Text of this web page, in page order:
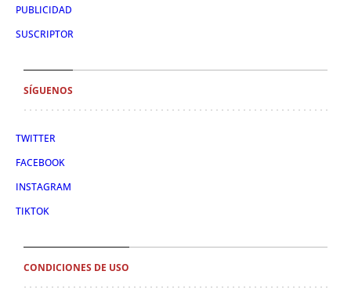
PUBLICIDAD
SUSCRIPTOR
SÍGUENOS
TWITTER
FACEBOOK
INSTAGRAM
TIKTOK
CONDICIONES DE USO